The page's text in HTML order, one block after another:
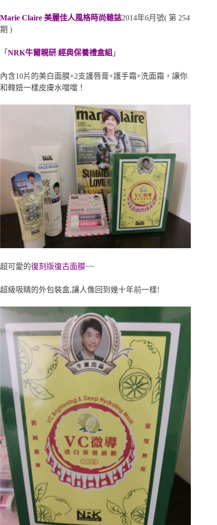
Marie Claire 美麗佳人風格時尚雜誌2014年6月號( 第 254
期 )
「 NRK牛爾親研 經典保養禮盒組 」
內含10片的美白面膜+2支護唇膏+護手霜+洗面霜，讓你
和韓妞一樣皮膚水噹噹！
超可愛的復刻版復古面膜~~
超級吸睛的外包裝盒,讓人像回到幾十年前一樣!